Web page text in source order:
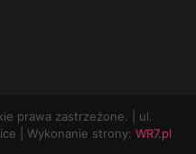
prawa zastrzeżone. | ul.
| Wykonanie strony: WR7.pl